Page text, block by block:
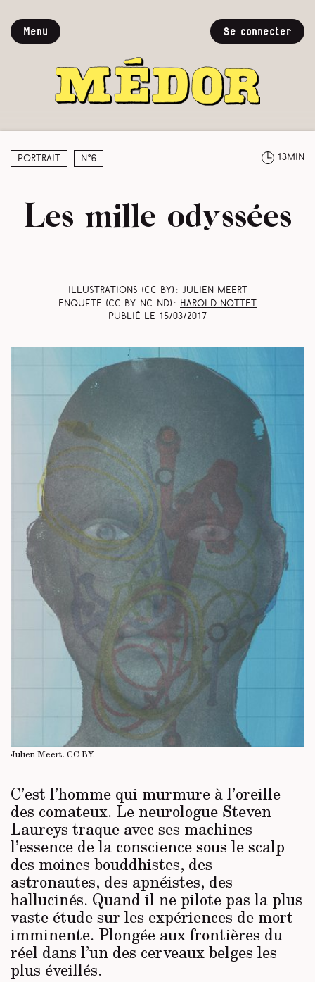
Menu Se connecter
Portrait N°6 13min
Les mille odyssées
Illustrations (CC BY) : Julien Meert
Enquête (CC BY-NC-ND) :
Harold Nottet
Publié le 15/03/2017
Julien Meert. CC BY.
C’est l’homme qui murmure à l’oreille
des comateux. Le neurologue Steven
Laureys traque avec ses machines
l’essence de la conscience sous le scalp
des moines bouddhistes, des
astronautes, des apnéistes, des
hallucinés. Quand il ne pilote pas la plus
vaste étude sur les expériences de mort
imminente. Plongée aux frontières du
réel dans l’un des cerveaux belges les
plus éveillés.